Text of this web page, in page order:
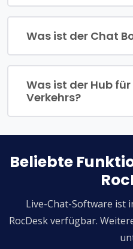
Was ist der Chat
Was ist der Hub
Verkehrs?
Beliebte
Live-Chat-Software ist
RocDesk verfügbar.